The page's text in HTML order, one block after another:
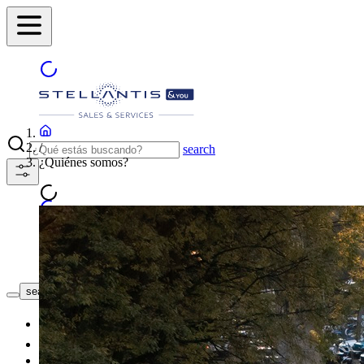
search
search button - icon ENCUENTRA TU
Coches nuevos
Coches de segunda mano
Nuestras promociones
/
¿Quiénes somos?